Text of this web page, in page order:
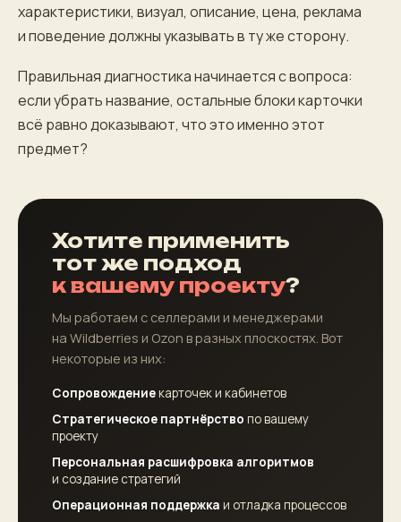
характеристики, визуал, описание, цена, реклама
и поведение должны указывать в ту же сторону.
Правильная диагностика начинается с вопроса:
если убрать название, остальные блоки карточки
всё равно доказывают, что это именно этот
предмет?
Хотите применить
тот же подход
к вашему проекту?
Мы работаем с селлерами и менеджерами
на Wildberries и Ozon в разных плоскостях. Вот
некоторые из них:
Сопровождениекарточек и кабинетов
Стратегическое партнёрство по вашему
проекту
Персональная расшифровка алгоритмов
и создание стратегий
Операционная поддержка и отладка процессов